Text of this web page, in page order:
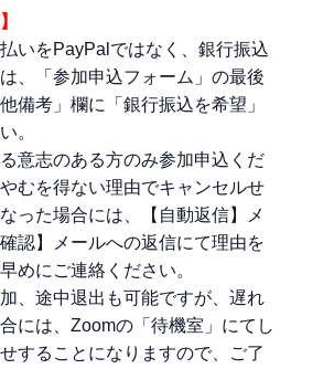
払いをPayPalではなく、銀行振込
、「参加申込フォーム」の最後
備考」欄に「銀行振込を希望」
。
る意志のある方のみ参加申込くだ
むを得ない理由でキャンセルせ
った場合には、【自動返信】メ
認】メールへの返信にて理由を
めにご連絡ください。
加、途中退出も可能ですが、遅れ
には、Zoomの「待機室」にてし
することになりますので、ご了